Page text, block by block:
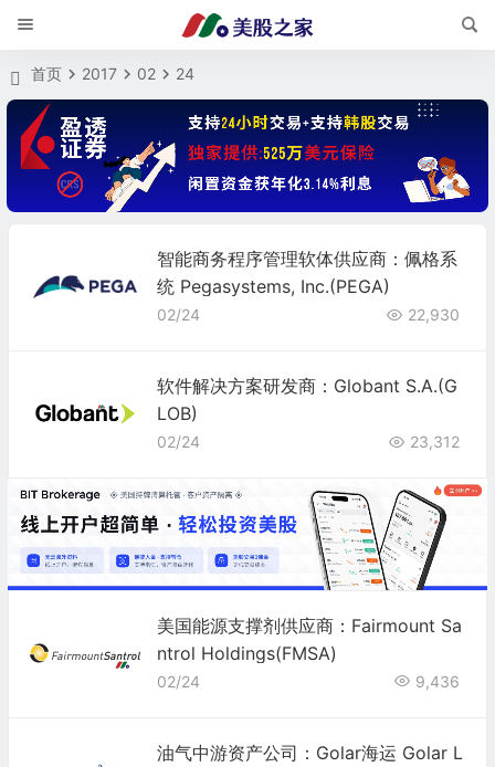
首页 2017 02 24
智能商务程序管理软体供应商：佩格系
统 Pegasystems, Inc.(PEGA)
02/24 22,930
软件解决方案研发商：Globant S.A.(G
LOB)
02/24 23,312
美国能源支撑剂供应商：Fairmount Sa
ntrol Holdings(FMSA)
02/24 9,436
油气中游资产公司：Golar海运 Golar L